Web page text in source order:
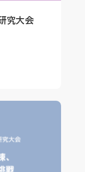
究大会